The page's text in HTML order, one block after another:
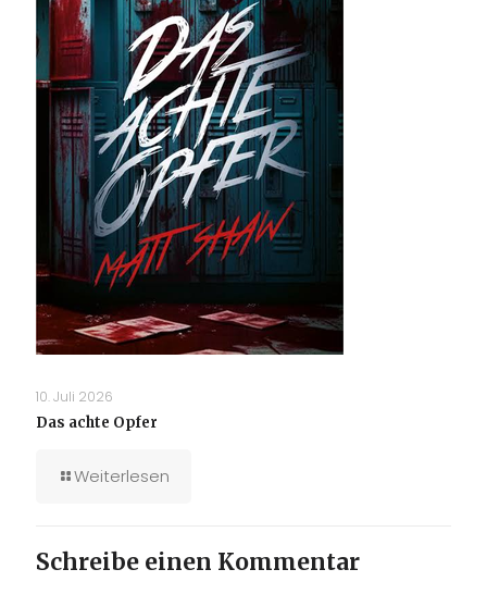
10. Juli 2026
Das achte Opfer
Weiterlesen
Schreibe einen Kommentar